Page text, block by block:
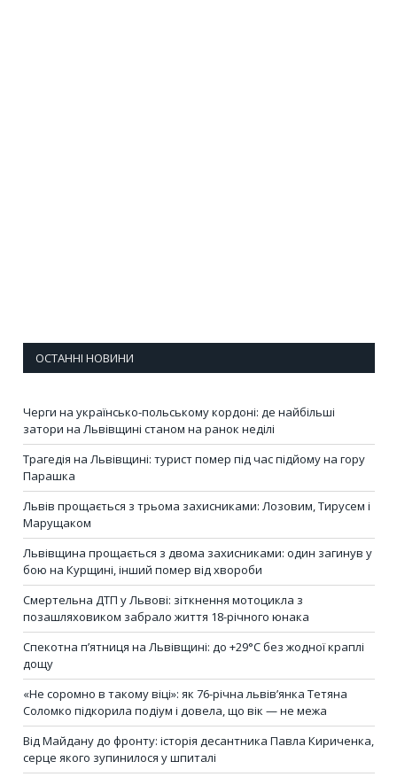
ОСТАННІ НОВИНИ
Черги на українсько-польському кордоні: де найбільші
затори на Львівщині станом на ранок неділі
Трагедія на Львівщині: турист помер під час підйому на гору
Парашка
Львів прощається з трьома захисниками: Лозовим, Тирусем і
Марущаком
Львівщина прощається з двома захисниками: один загинув у
бою на Курщині, інший помер від хвороби
Смертельна ДТП у Львові: зіткнення мотоцикла з
позашляховиком забрало життя 18-річного юнака
Спекотна п’ятниця на Львівщині: до +29°C без жодної краплі
дощу
«Не соромно в такому віці»: як 76-річна львів’янка Тетяна
Соломко підкорила подіум і довела, що вік — не межа
Від Майдану до фронту: історія десантника Павла Кириченка,
серце якого зупинилося у шпиталі